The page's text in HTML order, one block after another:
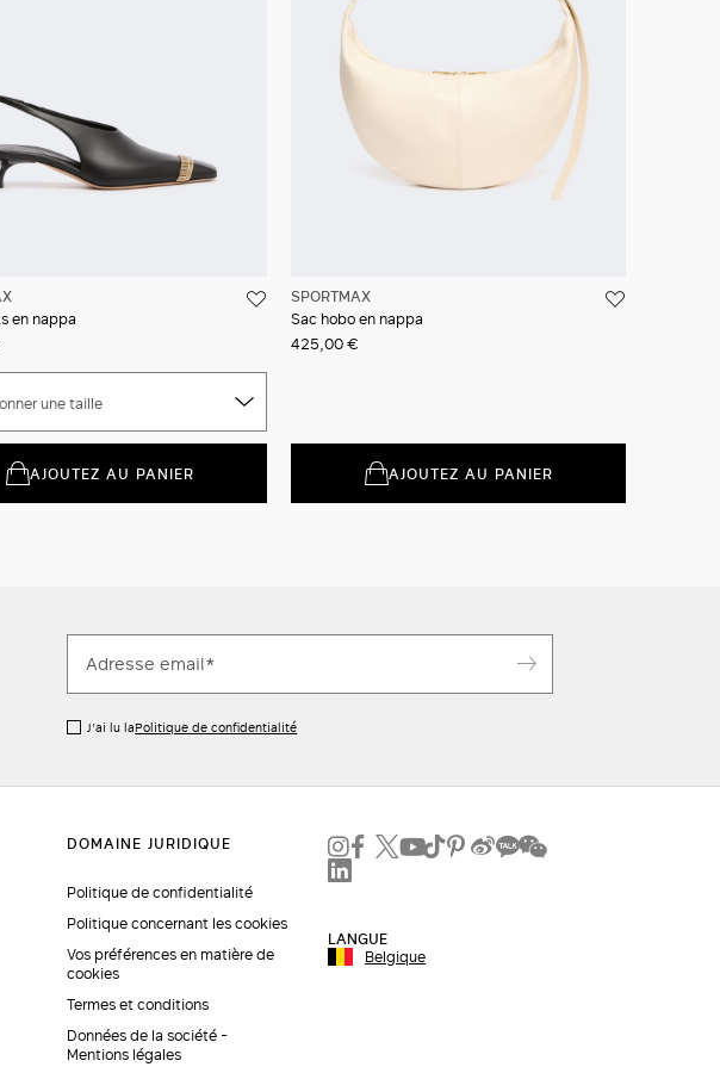
en nappa
une taille
AJOUTEZ AU PANIER
SPORTMAX
Sac hobo en nappa
425,00 €
AJOUTEZ AU PANIER
J’ai lu laPolitique de confidentialité
Politique de confidentialité
Politique concernant les cookies
Vos préférences en matière de
cookies
Termes et conditions
Données de la société -
Mentions légales
LANGUE
Belgique